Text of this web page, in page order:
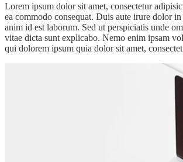
Lorem ipsum dolor sit amet, consectetur
ea commodo consequat. Duis aute irure dolor
anim id est laborum. Sed ut perspiciatis unde
vitae dicta sunt explicabo. Nemo enim ipsam
qui dolorem ipsum quia dolor sit amet,